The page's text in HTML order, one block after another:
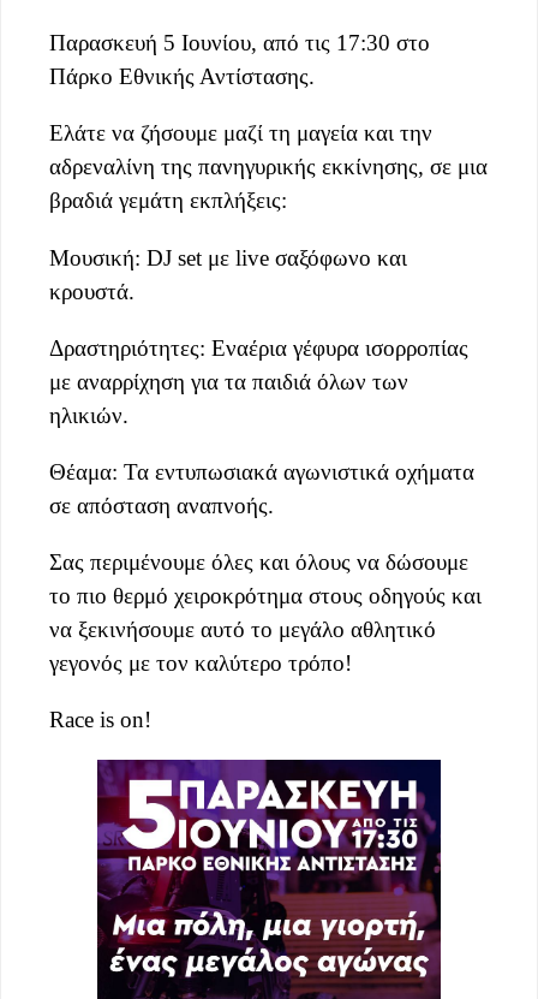
Παρασκευή 5 Ιουνίου, από τις 17:30 στο
Πάρκο Εθνικής Αντίστασης.
Ελάτε να ζήσουμε μαζί τη μαγεία και την
αδρεναλίνη της πανηγυρικής εκκίνησης, σε μια
βραδιά γεμάτη εκπλήξεις:
Μουσική: DJ set με live σαξόφωνο και
κρουστά.
Δραστηριότητες: Εναέρια γέφυρα ισορροπίας
με αναρρίχηση για τα παιδιά όλων των
ηλικιών.
Θέαμα: Τα εντυπωσιακά αγωνιστικά οχήματα
σε απόσταση αναπνοής.
Σας περιμένουμε όλες και όλους να δώσουμε
το πιο θερμό χειροκρότημα στους οδηγούς και
να ξεκινήσουμε αυτό το μεγάλο αθλητικό
γεγονός με τον καλύτερο τρόπο!
Race is on!